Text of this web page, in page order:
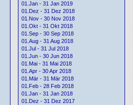
01.Jan - 31 Jan 2019
01.Dez - 31 Dez 2018
01.Nov - 30 Nov 2018
01.Okt - 31 Okt 2018
01.Sep - 30 Sep 2018
01.Aug - 31 Aug 2018
01.Jul - 31 Jul 2018
01.Jun - 30 Jun 2018
01.Mai - 31 Mai 2018
01.Apr - 30 Apr 2018
01.Mär - 31 Mär 2018
01.Feb - 28 Feb 2018
01.Jan - 31 Jan 2018
01.Dez - 31 Dez 2017